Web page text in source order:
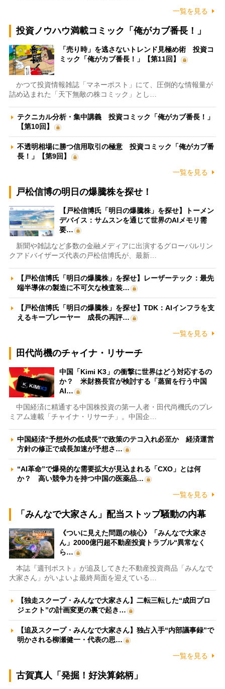
一覧を見る
投資ノウハウ満載コミック「俺がカブ番長！」
「売り時」を逃さないトレンド見極め術 投資コ
ミック「俺がカブ番長！」【第11回】
かつて投資情報雑誌「マネーポスト」にて、圧倒的な情報量が
詰め込まれた「天下無敵の株コミック」とし…
テクニカル分析・集中講義 投資コミック「俺がカブ番長！」
【第10回】
不透明相場に勝つ信用取引の極意 投資コミック「俺がカブ番
長！」【第9回】
一覧を見る
戸松信博の明日の爆騰株を探せ！
【戸松信博氏「明日の爆騰株」を探せ】トーメン
デバイス：サムスンを通じて世界のAIメモリ需
要…
新聞や雑誌など多数の金融メディアに出演するグローバルリン
クアドバイザーズ代表の戸松信博氏が、最新…
【戸松信博氏「明日の爆騰株」を探せ】レーザーテック：最先
端半導体の製造に不可欠な検査装…
【戸松信博氏「明日の爆騰株」を探せ】TDK：AIインフラを支
えるキープレーヤー 成長の再評…
一覧を見る
田代尚機のチャイナ・リサーチ
中国「Kimi K3」の衝撃に世界はどう対応するの
か？ 米財務長官が検討する「蒸留を行う中国
AI…
中国経済に精通する中国株投資の第一人者・田代尚機氏のプレ
ミアム連載「チャイナ・リサーチ」。中国企…
中国経済“予想外の低成長”で政策のテコ入れ必至か 経済運営
方針の修正で成長加速が予想さ…
“AI革命”で爆発的な需要拡大が見込まれる「CXO」とは何
か？ 高い競争力を持つ中国の医薬品…
一覧を見る
「みんなで大家さん」配当ストップ騒動の内幕
《ついに見えた問題の核心》「みんなで大家さ
ん」2000億円超不動産投資トラブル“異常なく
ら…
本誌『週刊ポスト』が追及してきた不動産投資商品「みんなで
大家さん」がいよいよ最終局面を迎えている…
【独走スクープ・みんなで大家さん】二転三転した“成田プロ
ジェクト”の計画変更の裏で起き…
【追及スクープ・みんなで大家さん】独占入手“内部議事録”で
明かされる柳瀬健一・代表の思…
一覧を見る
古賀真人「発掘！好決算銘柄」